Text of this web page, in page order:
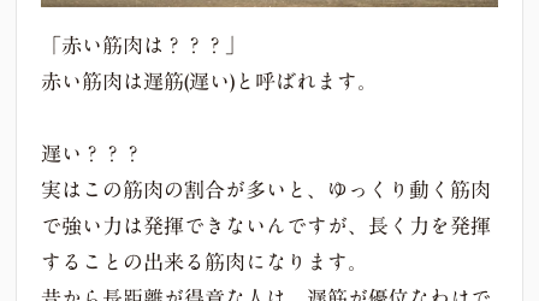
「赤い筋肉は？？？」
赤い筋肉は遅筋(遅い)と呼ばれます。
遅い？？？
実はこの筋肉の割合が多いと、ゆっくり動く筋肉
で強い力は発揮できないんですが、長く力を発揮
することの出来る筋肉になります。